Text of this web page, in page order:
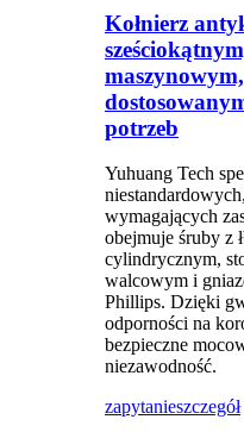
Kołnierz
potrzeb
Yuhuang Tech
wymagających
obejmuje śruby z
cylindrycznym,
walcowym i
Phillips. Dzięki
odporności na
bezpieczne
niezawodność.
zapytanieszczegół